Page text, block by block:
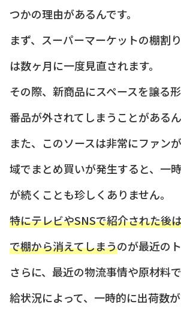
つかの理由があるんです。
まず、スーパーマーケットの棚割
は数ヶ月に一度見直されます。
その際、新商品にスペースを譲る
番品が外されてしまうことがあるん
また、このソースは非常にファン
域でまとめ買いが発生すると、一
が続くことも珍しくありません。
特にテレビやSNSで紹介された後
で棚から消えてしまうのが最近の
さらに、最近の物流事情や原材料
給状況によって、一時的に出荷数